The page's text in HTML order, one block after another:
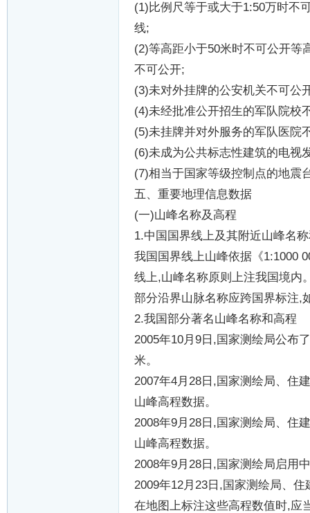
(1)比例尺等于或大于1:50万时不
线;
(2)等高距小于50米时不可公开等
不可公开;
(3)未对外挂牌的公安机关不可公
(4)未经批准公开招生的军队院校
(5)未挂牌并对外服务的军队医院
(6)未成为公共标志性建筑的电视
(7)相当于国家等级控制点的地震
五、重要地理信息数据
(一)山峰名称及高程
1.中国国界线上及其附近山峰名
我国国界线上山峰依据《1:1000
线上,山峰名称原则上注我国境内
部分沿界山脉名称应跨国界标注,
2.我国部分著名山峰名称和高程
2005年10月 9 日 ,国家测绘局公布
米。
2007年4月 28 日 ,国家测绘局、住
山峰高程数据。
2008年9月 28 日 ,国家测绘局、住
山峰高程数据。
2008年9月 28 日 ,国家测绘局启用
2009年12月 23 日 ,国家测绘局、住
在地图上标注这些高程数值时,应